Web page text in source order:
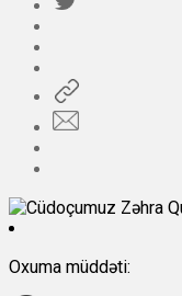
Oxuma müddəti: